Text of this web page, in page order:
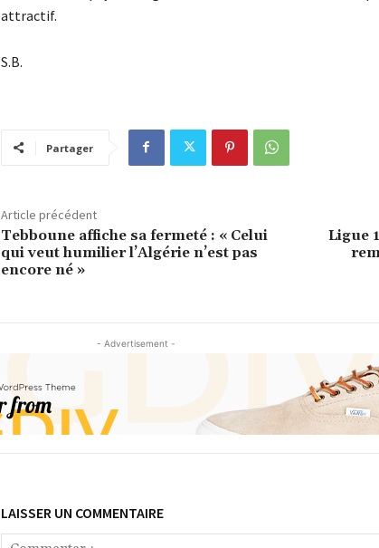
attractif.
S.B.
Partager
Article précédent
Tebboune affiche sa fermeté : « Celui
qui veut humilier l’Algérie n’est pas
encore né »
Ligue
- Advertisement -
LAISSER UN COMMENTAIRE